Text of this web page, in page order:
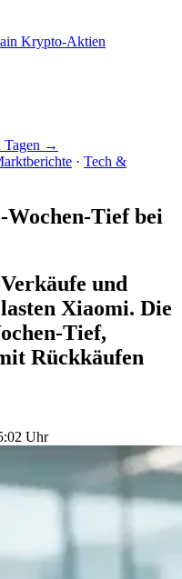
Krypto-Aktien
Tagen →
· Tech &
Wochen-Tief bei
und
Xiaomi. Die
Tief,
Rückkäufen
Uhr